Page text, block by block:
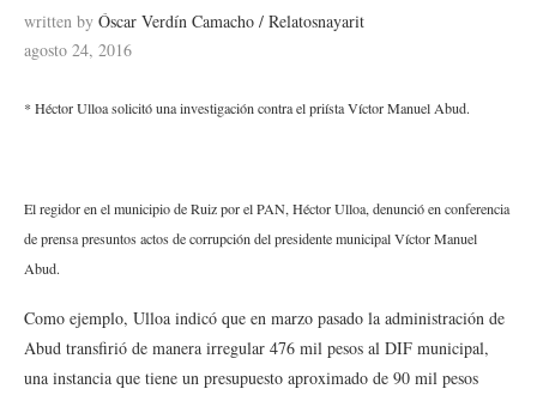
written by Óscar Verdín Camacho / Relatosnayarit
agosto 24, 2016
* Héctor Ulloa solicitó una investigación contra el priísta Víctor Manuel Abud.
El regidor en el municipio de Ruiz por el PAN, Héctor Ulloa, denunció en conferencia
de prensa presuntos actos de corrupción del presidente municipal Víctor Manuel
Abud.
Como ejemplo, Ulloa indicó que en marzo pasado la administración de
Abud transfirió de manera irregular 476 mil pesos al DIF municipal,
una instancia que tiene un presupuesto aproximado de 90 mil pesos